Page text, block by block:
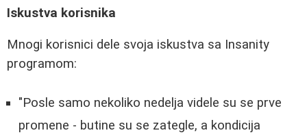
Iskustva korisnika
Mnogi korisnici dele svoja iskustva sa Insanity
programom:
"Posle samo nekoliko nedelja videle su se prve
promene - butine su se zategle, a kondicija